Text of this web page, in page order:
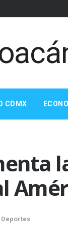
CDMX
Deportes